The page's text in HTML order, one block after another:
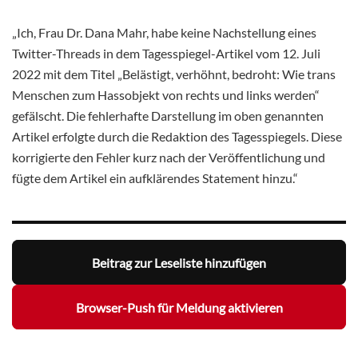
„Ich, Frau Dr. Dana Mahr, habe keine Nachstellung eines
Twitter-Threads in dem Tagesspiegel-Artikel vom 12. Juli
2022 mit dem Titel „Belästigt, verhöhnt, bedroht: Wie trans
Menschen zum Hassobjekt von rechts und links werden“
gefälscht. Die fehlerhafte Darstellung im oben genannten
Artikel erfolgte durch die Redaktion des Tagesspiegels. Diese
korrigierte den Fehler kurz nach der Veröffentlichung und
fügte dem Artikel ein aufklärendes Statement hinzu.“
Beitrag zur Leseliste hinzufügen
Browser-Push für Meldung aktivieren